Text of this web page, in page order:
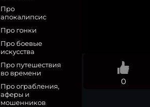
Про
апокалипсис
Про гонки
Про боевые
искусства
Про путешествия
во времени
Про ограбления,
аферы и
мошенников
0